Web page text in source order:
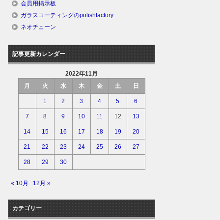
会員用掲示板
ガラスコーティングのpolishfactory
ネオチューン
記事更新カレンダー
2022年11月
月
火 水 木 金 土 日
1 2 3 4 5 6
7 8 9 10 11 12 13
14 15 16 17 18 19 20
21 22 23 24 25 26 27
28 29 30
« 10月 12月 »
カテゴリー